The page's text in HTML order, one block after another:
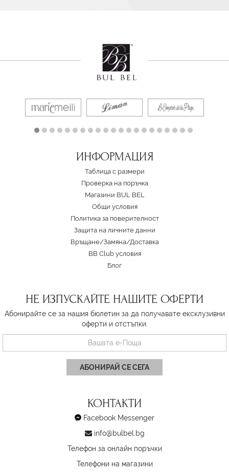
ИНФОРМАЦИЯ
Таблица с размери
Проверка на поръчка
Магазини BUL BEL
Oбщи условия
Политика за поверителност
Защита на личните данни
Връщане/Замяна/Доставка
BB Club условия
Блог
НЕ ИЗПУСКАЙТЕ НАШИТЕ ОФЕРТИ
Абонирайте се за нашия бюлетин за да получавате ексклузивни
оферти и отстъпки.
АБОНИРАЙ СЕ СЕГА
КОНТАКТИ
Facebook Messenger
info@bulbel.bg
Телефон за онлайн поръчки
Телефони на магазини